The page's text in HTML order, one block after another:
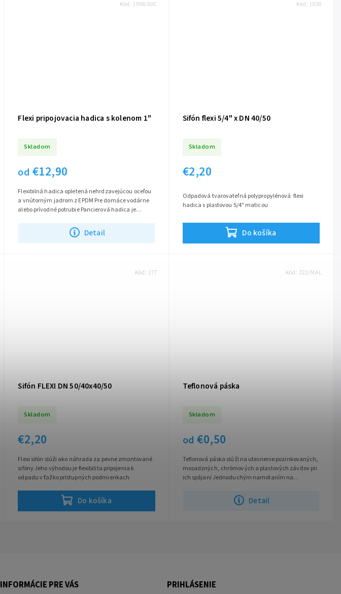
Flexi pripojovacia hadica s kolenom 1"
Skladom
od €12,90
Detail
Flexibilná hadica opletená nehrdzavejúcou oceľou
a vnútorným jadrom z EPDM Pre domáce vodárne
alebo prívodné potrubie Pancierová hadica je
Kód: 1998/60C
Sifón flexi 5/4" x DN 40/50
Skladom
€2,20
Do košíka
Odpadová tvarovateľná polypropylénová flexi
hadica s plastovou 5/4" maticou
Kód: 1030
Sifón FLEXI DN 50/40x40/50
Skladom
€2,20
Do košíka
Flexi sifón slúži ako náhrada za pevne zmontované
sifóny Jeho výhodou je flexibilita pripojenia k
odpadu v ťažko prístupných podmienkach
Kód: 277
Teflonová páska
Skladom
od €0,50
Detail
Teflonová páska slúži na utesnenie pozinkovaných,
mosadzných, chrómových a plastových závitov pri
ich spájaní Jednoduchým namotaním na
Kód: 322/MAL
INFORMÁCIE PRE VÁS PRIHLÁSENIE